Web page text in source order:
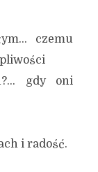
czemu
gdy oni
i radość.